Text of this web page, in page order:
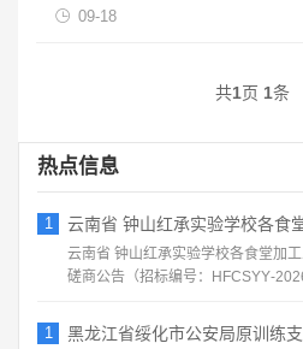
自治区，鄂尔多斯市。伊金霍洛旗1.
09-18
共1页 1条
热点信息
1 云南省 钟山红承实验学校各食
云南省 钟山红承实验学校各食堂加
磋商公告（招标编号：
1 黑龙江省绥化市公安局原训练